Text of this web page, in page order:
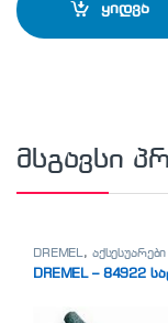
ყიდვა
მსგავსი
DREMEL, აქსესუარები
DREMEL – 84922